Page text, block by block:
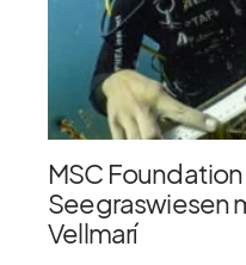
MSC
Seegraswiesen
Vellmarí